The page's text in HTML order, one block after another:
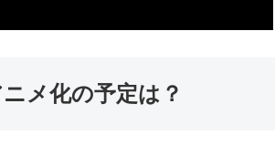
メ化の予定は？